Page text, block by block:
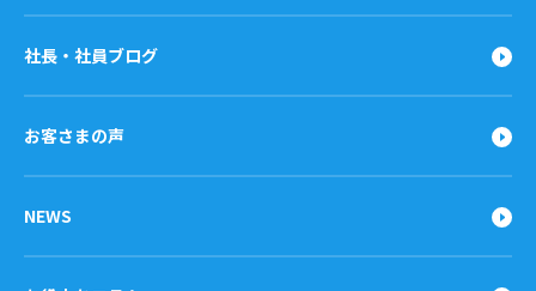
社長・社員ブログ
お客さまの声
NEWS